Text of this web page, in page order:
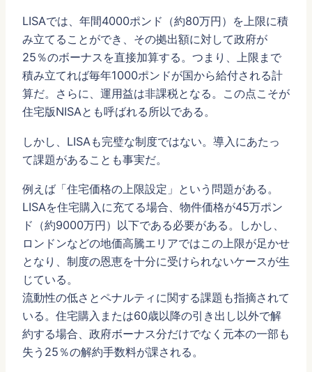
LISAでは、年間4000ポンド（約80万円）を上限に積
み立てることができ、その拠出額に対して政府が
25％のボーナスを直接加算する。つまり、上限まで
積み立てれば毎年1000ポンドが国から給付される計
算だ。さらに、運用益は非課税となる。この点こそが
住宅版NISAとも呼ばれる所以である。
しかし、LISAも完璧な制度ではない。導入にあたっ
て課題があることも事実だ。
例えば「住宅価格の上限設定」という問題がある。
LISAを住宅購入に充てる場合、物件価格が45万ポン
ド（約9000万円）以下である必要がある。しかし、
ロンドンなどの地価高騰エリアではこの上限が足かせ
となり、制度の恩恵を十分に受けられないケースが生
じている。
流動性の低さとペナルティに関する課題も指摘されて
いる。住宅購入または60歳以降の引き出し以外で解
約する場合、政府ボーナス分だけでなく元本の一部も
失う25％の解約手数料が課される。